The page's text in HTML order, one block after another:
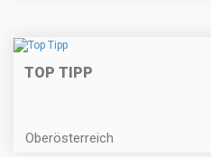
TOP TIPP
Oberösterreich